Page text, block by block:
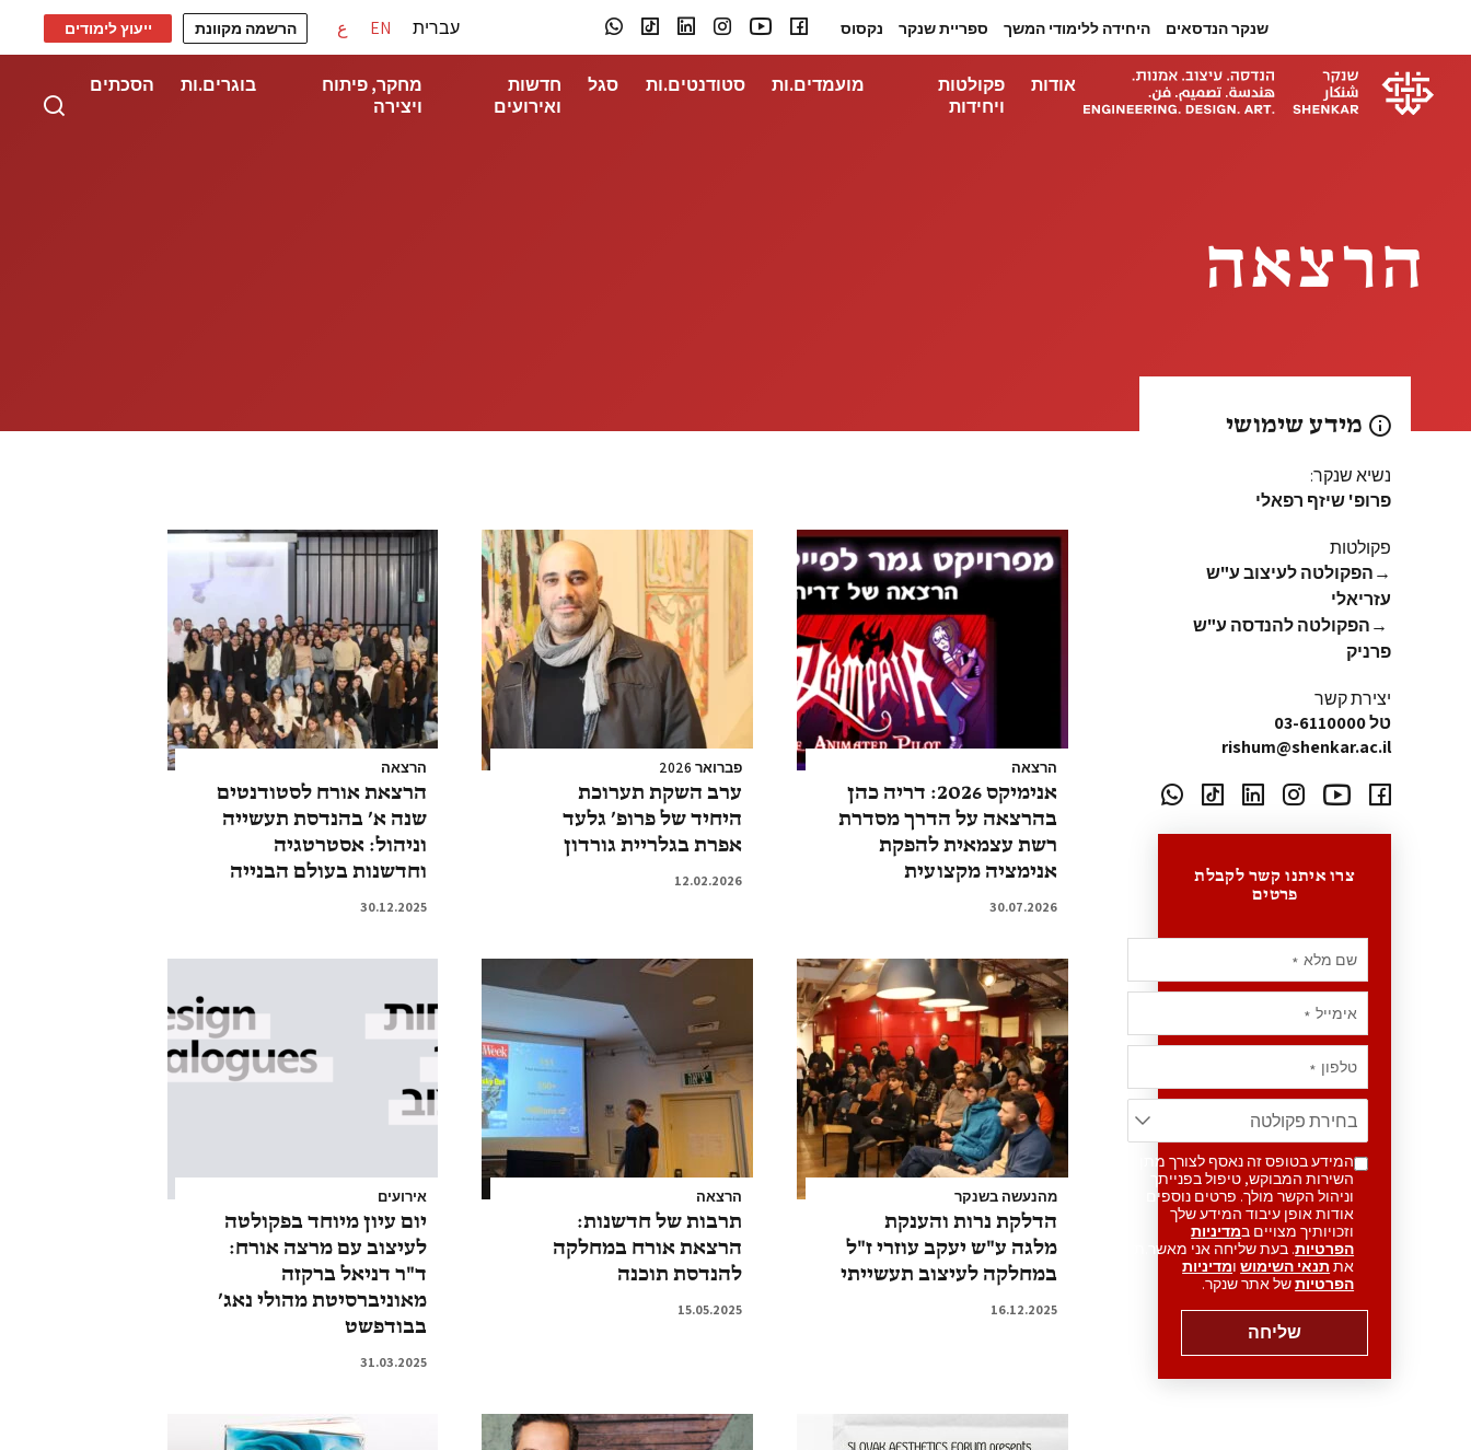
שנקר הנדסאים היחידה ללימודי המשך ספריית שנקר נקסוס עברית EN ع הרשמה מקוונת ייעוץ לימודים
אודות
פקולטות
ויחידות
מועמדים.ות סטודנטים.ות סגל
חדשות
ואירועים
מחקר, פיתוח
ויצירה
בוגרים.ות הסכתים
הרצאה
מידע שימושי
נשיא שנקר:
פרופ' שיזף רפאלי
פקולטות
→הפקולטה לעיצוב ע"ש
עזריאלי
→הפקולטה להנדסה ע"ש
פרניק
יצירת קשר
טל 03-6110000
rishum@shenkar.ac.il
צרו איתנו קשר לקבלת
פרטים
שם מלא *
אימייל *
טלפון *
המידע בטופס זה נאסף לצורך מתן
השירות המבוקש, טיפול בפנייתך
וניהול הקשר מולך. פרטים נוספים
אודות אופן עיבוד המידע שלך
וזכויותיך מצויים במדיניות
הפרטיות. בעת שליחה אני מאשר.ת
את תנאי השימושומדיניות
הפרטיותשל אתר שנקר.
שליחה
הרצאה
אנימיקס 2026: דריה כהן
בהרצאה על הדרך מסדרת
רשת עצמאית להפקת
אנימציה מקצועית
30.07.2026
פברואר 2026
ערב השקת תערוכת
היחיד של פרופ’ גלעד
אפרת בגלריית גורדון
12.02.2026
הרצאה
הרצאת אורח לסטודנטים
שנה א’ בהנדסת תעשייה
וניהול: אסטרטגיה
וחדשנות בעולם הבנייה
30.12.2025
מהנעשה בשנקר
הדלקת נרות והענקת
מלגה ע"ש יעקב עוזרי ז"ל
במחלקה לעיצוב תעשייתי
16.12.2025
הרצאה
תרבות של חדשנות:
הרצאת אורח במחלקה
להנדסת תוכנה
15.05.2025
אירועים
יום עיון מיוחד בפקולטה
לעיצוב עם מרצה אורח:
ד"ר דניאל ברקזה
מאוניברסיטת מהולי נאג’
בבודפשט
31.03.2025